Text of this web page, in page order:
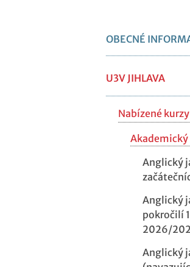
OBECNÉ
U3V JIHLAVA
Nabízené kurzy
Anglický
Anglický
pokročilí
2026/
Anglický